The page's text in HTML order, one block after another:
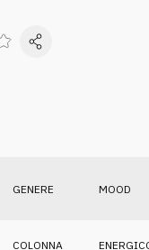
GENERE MOOD
COLONNA